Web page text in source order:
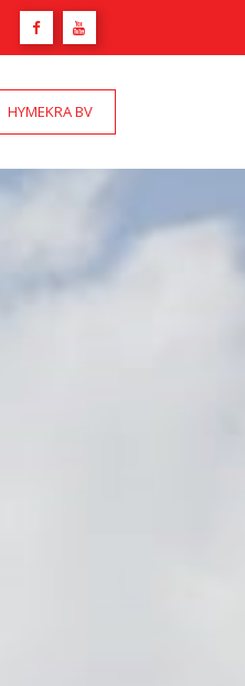
HYMEKRA BV